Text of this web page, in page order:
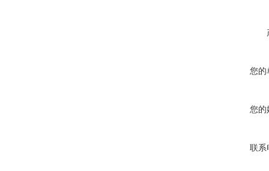
您的
您的
联系